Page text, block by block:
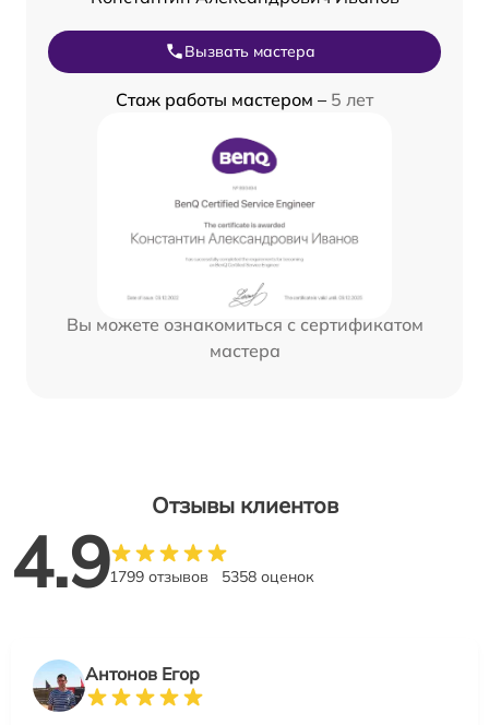
Вызвать мастера
Стаж работы мастером – 5 лет
Вы можете ознакомиться с сертификатом
мастера
Отзывы клиентов
4.91799 отзывов 5358 оценок
Антонов Егор